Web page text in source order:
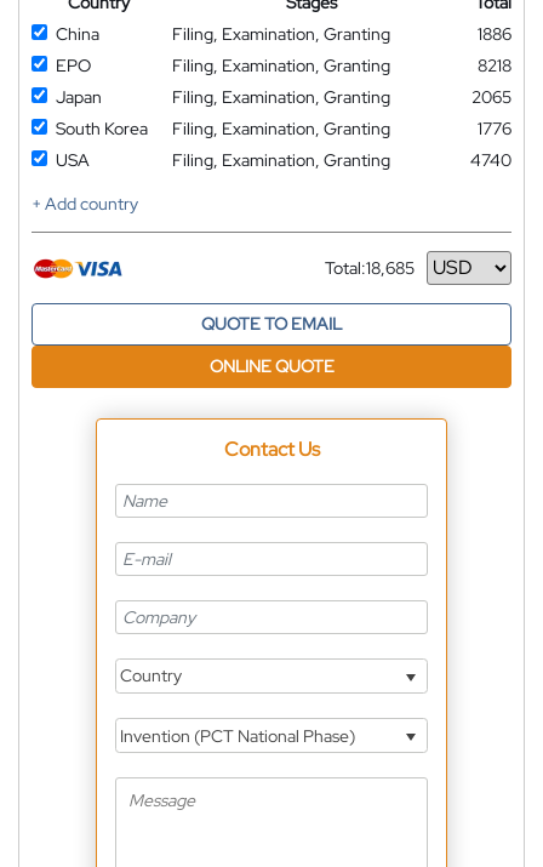
China
Filing, Examination, Granting
1886
EPO
Filing, Examination, Granting
8218
Japan
Filing, Examination, Granting
2065
South Korea
Filing, Examination, Granting
1776
USA
Filing, Examination, Granting
4740
+ Add country
Total:18,685
Currency
QUOTE TO EMAIL
ONLINE QUOTE
Contact Us
Country
Invention (PCT National Phase)